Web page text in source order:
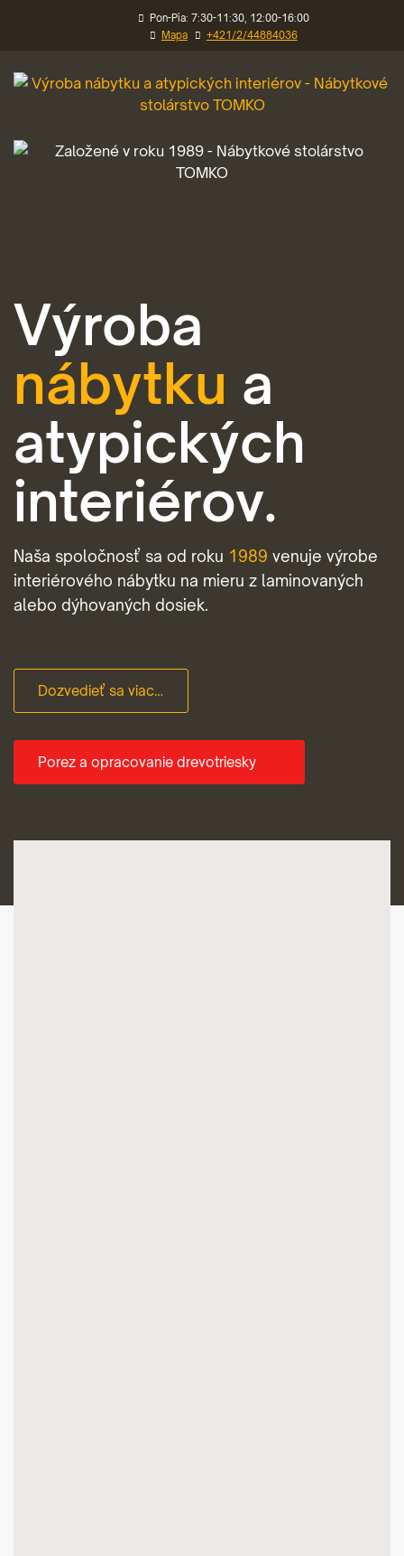
 Pon-Pia: 7:30-11:30, 12:00-16:00
 Mapa  +421/2/44884036
Výroba
nábytku a
atypických
interiérov.
Naša spoločnosť sa od roku 1989 venuje výrobe
interiérového nábytku na mieru z laminovaných
alebo dýhovaných dosiek.
Dozvedieť sa viac…
Porez a opracovanie drevotriesky